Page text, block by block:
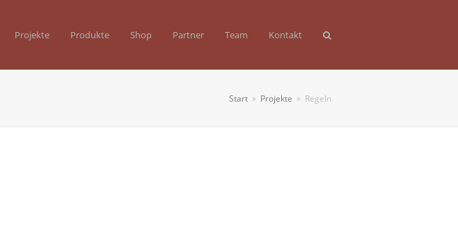
Projekte Produkte Shop Partner Team Kontakt
Start » Projekte » Regeln